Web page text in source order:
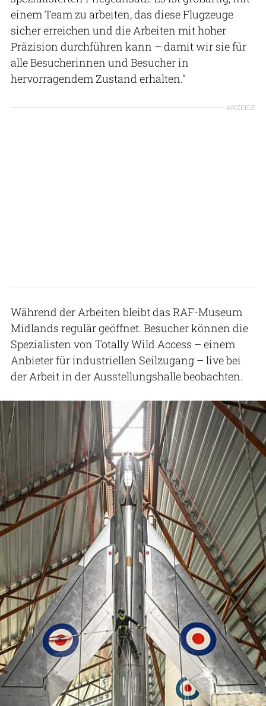
einem Team zu arbeiten, das diese Flugzeuge
sicher erreichen und die Arbeiten mit hoher
Präzision durchführen kann – damit wir sie für
alle Besucherinnen und Besucher in
hervorragendem Zustand erhalten."
ANZEIGE
Während der Arbeiten bleibt das RAF-Museum
Midlands regulär geöffnet. Besucher können die
Spezialisten von Totally Wild Access – einem
Anbieter für industriellen Seilzugang – live bei
der Arbeit in der Ausstellungshalle beobachten.